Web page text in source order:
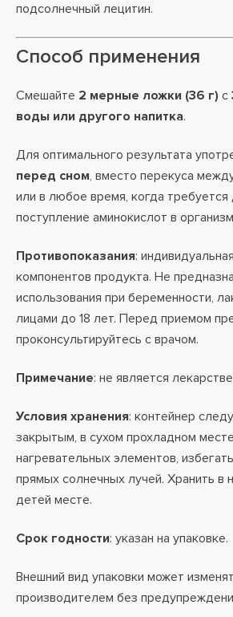
подсолнечный лецитин.
Способ применения
Смешайте 2 мерные ложки (36 г) с
воды или другого напитка.
Для оптимального результата
перед сном, вместо перекуса
или в любое время, когда требуется
поступление аминокислот в
Противопоказания:
компонентов продукта. Не
использования при беременности,
лицами до 18 лет. Перед приемом
проконсультируйтесь с врачом.
Примечание: не является
Условия хранения: контейнер
закрытым, в сухом прохладном
нагревательных элементов,
прямых солнечных лучей. Хранить в
детей месте.
Срок годности: указан на упаковке.
Внешний вид упаковки может
производителем без